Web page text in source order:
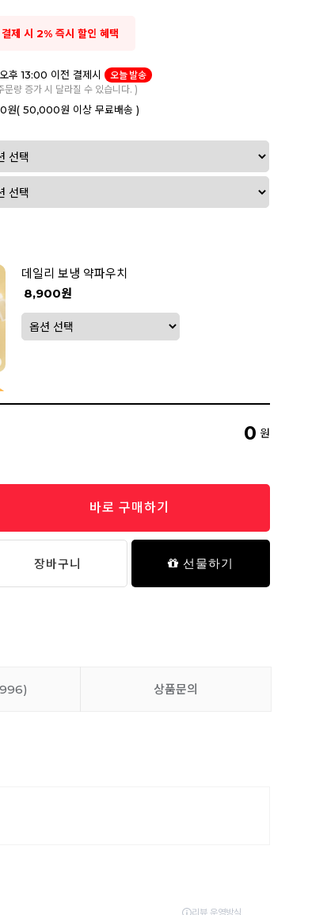
제 시 2% 즉시 할인 혜택
후 13:00 이전 결제시
오늘 발송
문량 증가 시 달라질 수 있습니다. )
원( 50,000원 이상 무료배송 )
데일리 보냉 약파우치
8,900원
17,900원
0 원
바로 구매하기
장바구니 선물하기
상품문의